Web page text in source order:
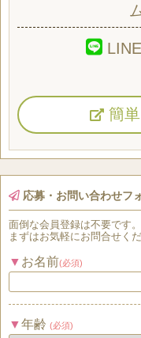
LINE
簡
応募・お問い合わせフ
面倒な会員登録は不要です。
まずはお気軽にお問合せくだ
お名前(必須)
年齢 (必須)